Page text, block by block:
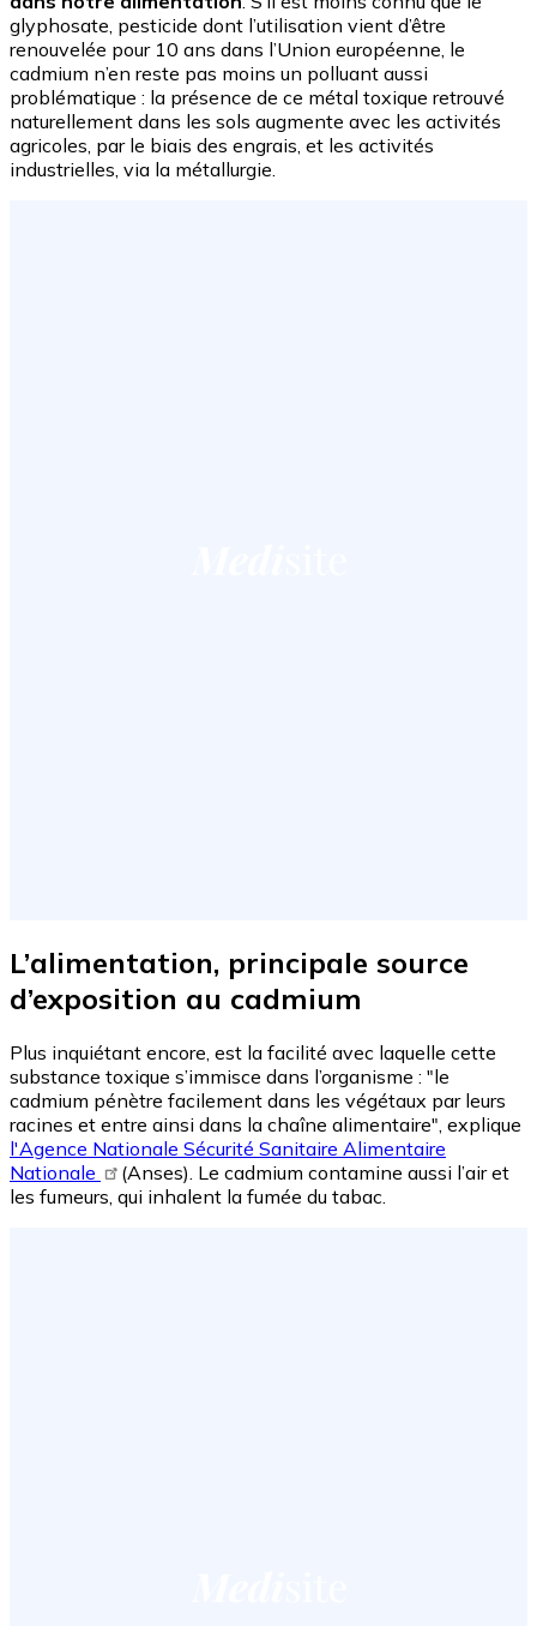
glyphosate, pesticide dont l’utilisation vient d’être
renouvelée pour 10 ans dans l’Union européenne, le
cadmium n’en reste pas moins un polluant aussi
problématique : la présence de ce métal toxique retrouvé
naturellement dans les sols augmente avec les activités
agricoles, par le biais des engrais, et les activités
industrielles, via la métallurgie.
L’alimentation, principale source
d’exposition au cadmium
Plus inquiétant encore, est la facilité avec laquelle cette
substance toxique s’immisce dans l’organisme : "le
cadmium pénètre facilement dans les végétaux par leurs
racines et entre ainsi dans la chaîne alimentaire", explique
l'Agence Nationale Sécurité Sanitaire Alimentaire
Nationale
(Anses). Le cadmium contamine aussi l’air et
les fumeurs, qui inhalent la fumée du tabac.